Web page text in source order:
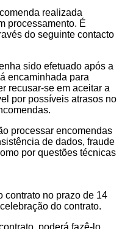
realizada
processamento. É
do seguinte contacto
sido efetuado após a
encaminhada para
recusar-se em aceitar a
por possíveis atrasos no
processar encomendas
de dados, fraude
por questões técnicas
contrato no prazo de 14
do contrato.